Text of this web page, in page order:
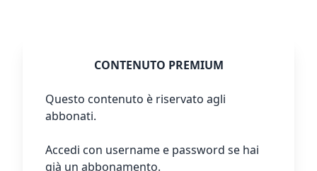
CONTENUTO PREMIUM
Questo contenuto è riservato agli
abbonati.
Accedi con username e password se hai
già un abbonamento.